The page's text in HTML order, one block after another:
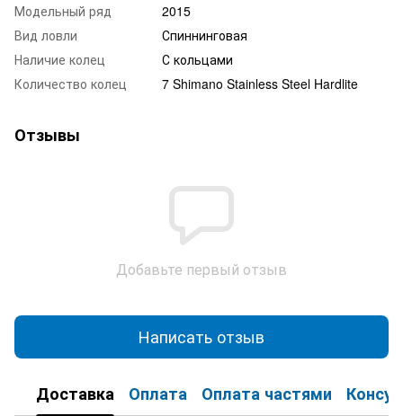
Модельный ряд
2015
Вид ловли
Спиннинговая
Наличие колец
С кольцами
Количество колец
7 Shimano Stainless Steel Hardlite
Отзывы
Добавьте первый отзыв
Написать отзыв
Доставка Оплата Оплата частями